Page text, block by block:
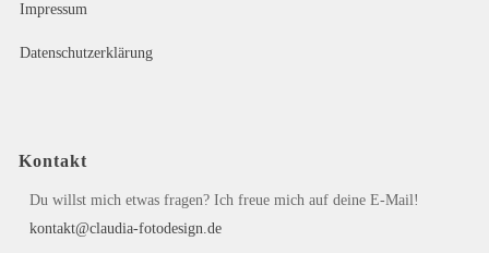
Impressum
Datenschutzerklärung
Kontakt
Du willst mich etwas fragen? Ich freue mich auf deine E-Mail!
kontakt@claudia-fotodesign.de